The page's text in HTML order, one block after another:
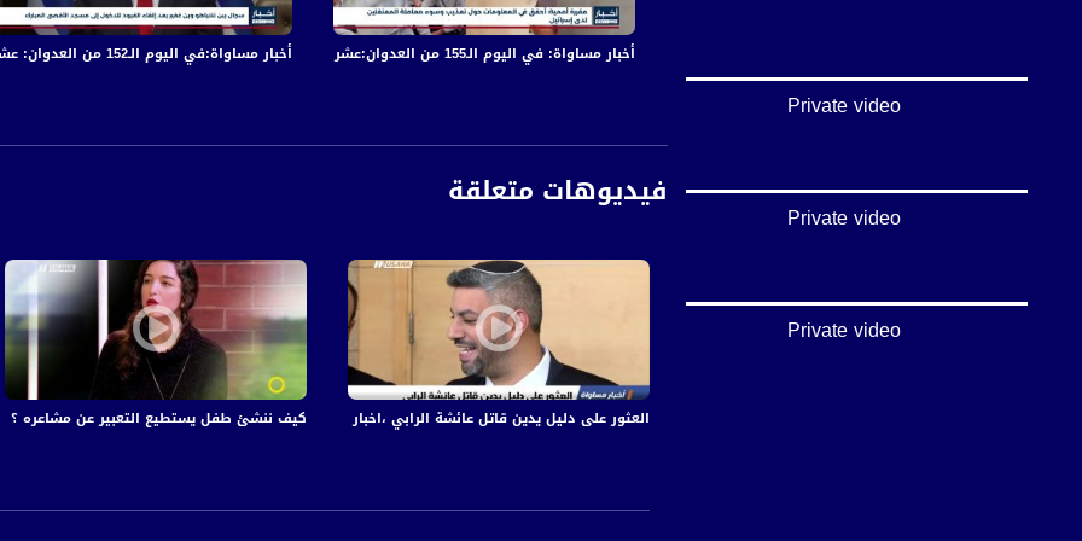
ومفرق السقاطي في الجنوب، وحملة إعلامية تفضح ممارسات الحكومات الإسرائيلية، ودعم أصحاب البيوت والأرض.
أسماء المتحدثين:
قناة مساواة الفضائية، صوت فلسطينيي الداخل - لاول مرة منذ ٧٠ عام
Downlink frequency - الترد :
Polarity - الاستقطاب:
Horizontal
FEC - تصحيح الخطأ :
أخبار مساواة:في اليوم الـ152 من العدوان: عشرات الشهداء والجرحى في قصف الاحتلال المتواصل على قطاع غزة أخبار مساواة: في اليوم الـ155 من العدوان:عشرات الشهداء والجرحى في قصف الاحتلال المتواصل على قطاع غزة
فيديوهات متعلقة
كيف ننشئ طفل يستطيع التعبير عن مشاعره ؟العثور على دليل يدين قاتل عائشة الرابي ،اخبار مساواة،24.1.2019، مساواة
Private video
Private video
Private video